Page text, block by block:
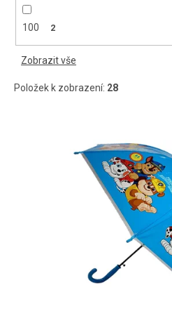
100 2
Zobrazit vše
Položek k zobrazení: 28